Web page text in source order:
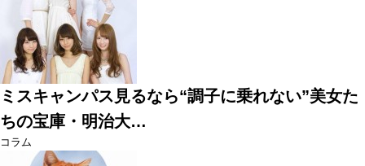
ミスキャンパス見るなら“調子に乗れない”美女た
ちの宝庫・明治大…
コラム